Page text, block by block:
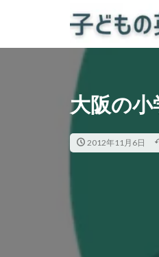
大阪の
2012年11月6日